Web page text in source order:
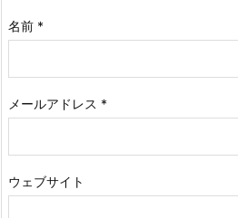
名前 *
メールアドレス *
ウェブサイト